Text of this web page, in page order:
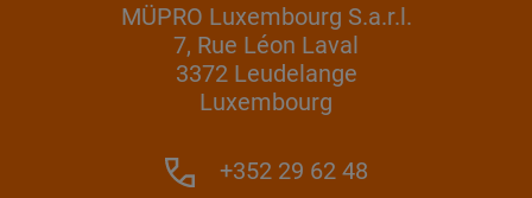
MÜPRO Luxembourg S.a.r.l.
7, Rue Léon Laval
3372 Leudelange
Luxembourg
+352 29 62 48